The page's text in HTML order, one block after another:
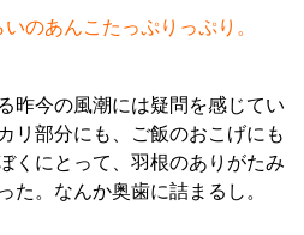
のあんこたっぷりっぷり。
昨今の風潮には疑問を感じてい
リ部分にも、ご飯のおこげにも
くにとって、羽根のありがたみ
た。なんか奥歯に詰まるし。